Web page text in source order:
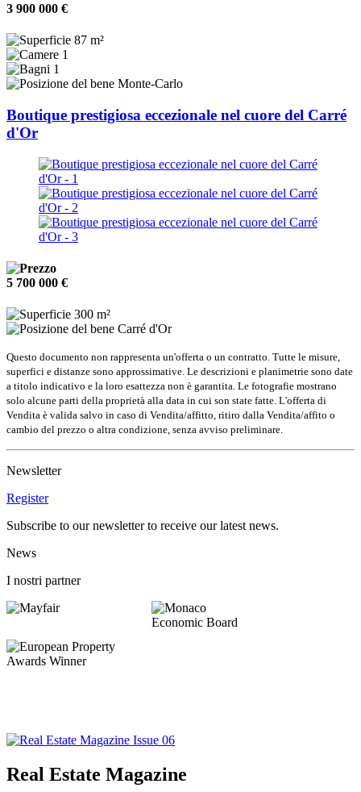
3 900 000 €
87 m²
1
1
Monte-Carlo
Boutique prestigiosa eccezionale nel cuore del Carré
d'Or
5 700 000 €
300 m²
Carré d'Or
Questo documento non rappresenta un'offerta o un contratto. Tutte le misure,
superfici e distanze sono approssimative. Le descrizioni e planimetrie sono date
a titolo indicativo e la loro esattezza non è garantita. Le fotografie mostrano
solo alcune parti della proprietà alla data in cui son state fatte. L'offerta di
Vendita è valida salvo in caso di Vendita/affitto, ritiro dalla Vendita/affito o
cambio del prezzo o altra condizione, senza avviso preliminare.
Newsletter
Register
Subscribe to our newsletter to receive our latest news.
News
I nostri partner
Real Estate Magazine